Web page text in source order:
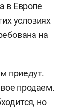
в Европе
условиях
на
приедут.
продаем.
но